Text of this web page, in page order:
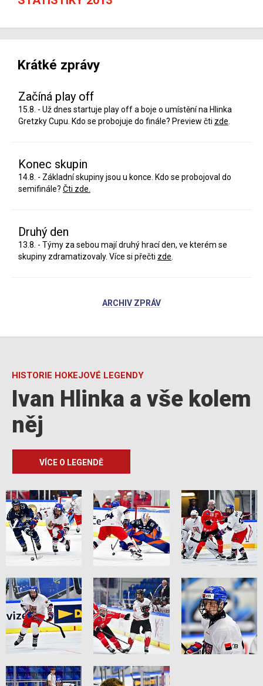
Krátké zprávy
Začíná play off
15.8. - Už dnes startuje play off a boje o umístění na Hlinka
Gretzky Cupu. Kdo se probojuje do finále? Preview čti zde
Konec skupin
14.8. - Základní skupiny jsou u konce. Kdo se probojoval do
semifinále? Čti zde.
Druhý den
13.8. - Týmy za sebou mají druhý hrací den, ve kterém se
skupiny zdramatizovaly. Více si přečti zde
ARCHIV ZPRÁV
HISTORIE HOKEJOVÉ LEGENDY
Ivan Hlinka a vše kolem
něj
VÍCE O LEGENDĚ